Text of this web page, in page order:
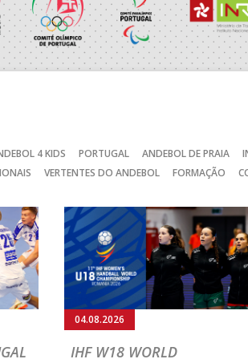
/OBO Bettermann _ - _ AD
_ - _ CJ A.
_ - _ ABC
/ RETROTARGET _ - _
SAD
_ - _ AD
_ - _ ABC
4 KIDS PORTUGAL ANDEBOL DE PRAIA
VERTENTES DO ANDEBOL FORMAÇÃO
04.08.2026
IHF W18 WORLD